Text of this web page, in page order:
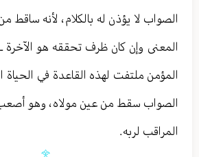
الصواب لا يؤذن له بالكلام ، لأنه ساقط
المعنى وإن كان ظرف تحققه هو الآخرة ـ
المؤمن ملتفت لهذه القاعدة في الحياة
الصواب سقط من عين مولاه ، وهو
المراقب لربه .